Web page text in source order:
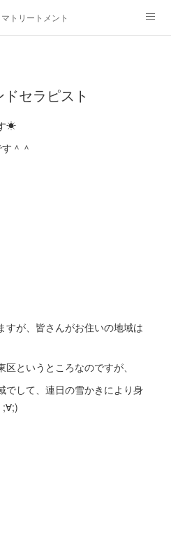
トリートメントMenu
ドセラピスト
☀
＾＾
すが、皆さんがお住いの地域は
というところなのですが、
でして、連日の雪かきにより身
;∀;)